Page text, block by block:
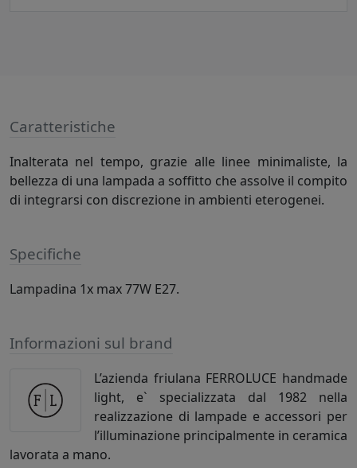
Caratteristiche
Inalterata nel tempo, grazie alle linee minimaliste, la
bellezza di una lampada a soffitto che assolve il compito
di integrarsi con discrezione in ambienti eterogenei.
Specifiche
Lampadina 1x max 77W E27.
Informazioni sul brand
L’azienda friulana FERROLUCE handmade
light, e` specializzata dal 1982 nella
realizzazione di lampade e accessori per
l’illuminazione principalmente in ceramica
lavorata a mano.